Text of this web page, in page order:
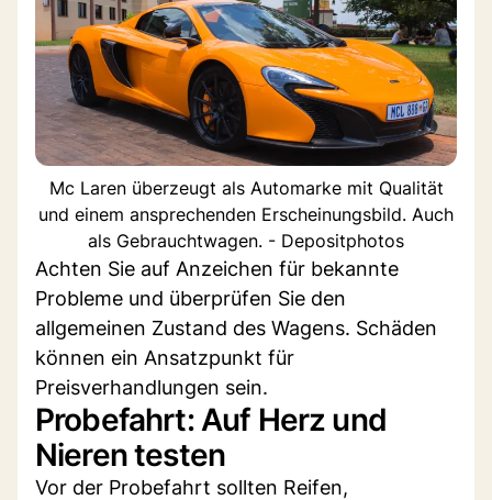
Mc Laren überzeugt als Automarke mit Qualität
und einem ansprechenden Erscheinungsbild. Auch
als Gebrauchtwagen. - Depositphotos
Achten Sie auf Anzeichen für bekannte
Probleme und überprüfen Sie den
allgemeinen Zustand des Wagens. Schäden
können ein Ansatzpunkt für
Preisverhandlungen sein.
Probefahrt: Auf Herz und
Nieren testen
Vor der Probefahrt sollten Reifen,